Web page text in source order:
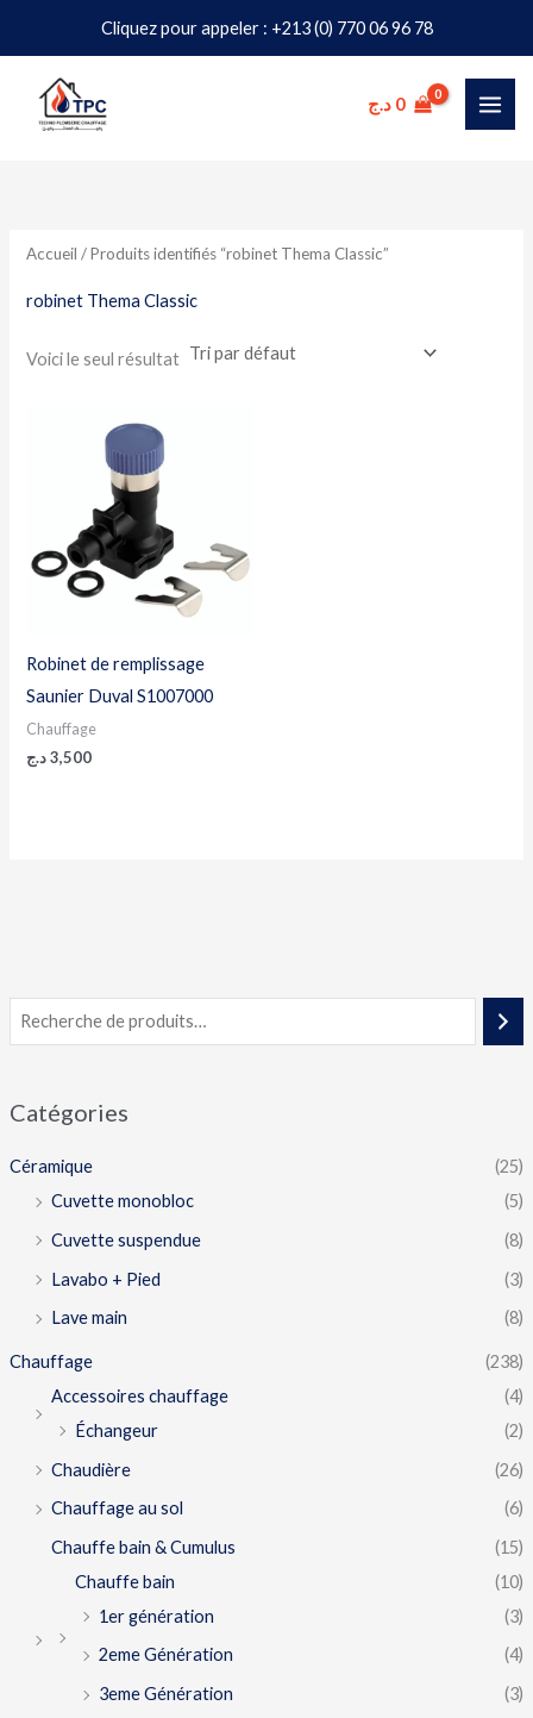
Cliquez pour appeler : +213 (0) 770 06 96 78
contenu
0 د.ج
Catégories
Céramique
(25)
Cuvette monobloc
(5)
Cuvette suspendue
(8)
Lavabo + Pied
(3)
Lave main
(8)
Chauffage
(238)
Accessoires chauffage
(4)
Échangeur
(2)
Chaudière
(26)
Chauffage au sol
(6)
Chauffe bain & Cumulus
(15)
Chauffe bain
(10)
1er génération
(3)
2eme Génération
(4)
3eme Génération
(3)
Accueil / Produits identifiés “robinet Thema Classic”
robinet Thema Classic
Voici le seul résultat
Robinet de remplissage
Saunier Duval S1007000
Chauffage
3,500 د.ج